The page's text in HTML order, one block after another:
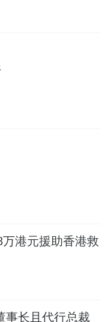
港元援助香港救
事长且代行总裁